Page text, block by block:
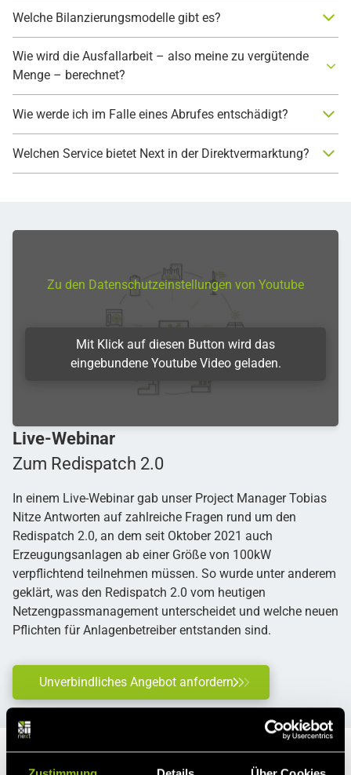
Welche Bilanzierungsmodelle gibt es?
Wie wird die Ausfallarbeit – also meine zu vergütende
Menge – berechnet?
Wie werde ich im Falle eines Abrufes entschädigt?
Welchen Service bietet Next in der Direktvermarktung?
Live-Webinar
Zum Redispatch 2.0
In einem Live-Webinar gab unser Project Manager Tobias
Nitze Antworten auf zahlreiche Fragen rund um den
Redispatch 2.0, an dem seit Oktober 2021 auch
Erzeugungsanlagen ab einer Größe von 100kW
verpflichtend teilnehmen müssen. So wurde unter anderem
geklärt, was den Redispatch 2.0 vom heutigen
Netzengpassmanagement unterscheidet und welche neuen
Pflichten für Anlagenbetreiber entstanden sind.
Unverbindliches Angebot anfordern
Zu den Datenschutzeinstellungen von Youtube
Mit Klick auf diesen Button wird das
eingebundene Youtube Video geladen.
Direktvermarktung mit Next Kraftwerke